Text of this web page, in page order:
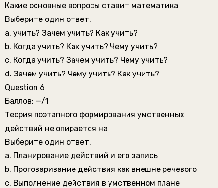
Какие основные вопросы ставит математика
Выберите один ответ.
a. учить? Зачем учить? Как учить?
b. Когда учить? Как учить? Чему учить?
c. Когда учить? Зачем учить? Чему учить?
d. Зачем учить? Чему учить? Как учить?
Question 6
Баллов: —/1
Теория поэтапного формирования умственных
действий не опирается на
Выберите один ответ.
a. Планирование действий и его запись
b. Проговаривание действия как внешне речевого
c. Выполнение действия в умственном плане